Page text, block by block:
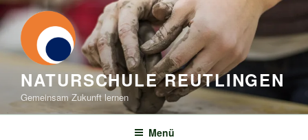
Zum
Inhalt
springen
NATURSCHULE REUTLINGEN
Gemeinsam Zukunft lernen
Menü